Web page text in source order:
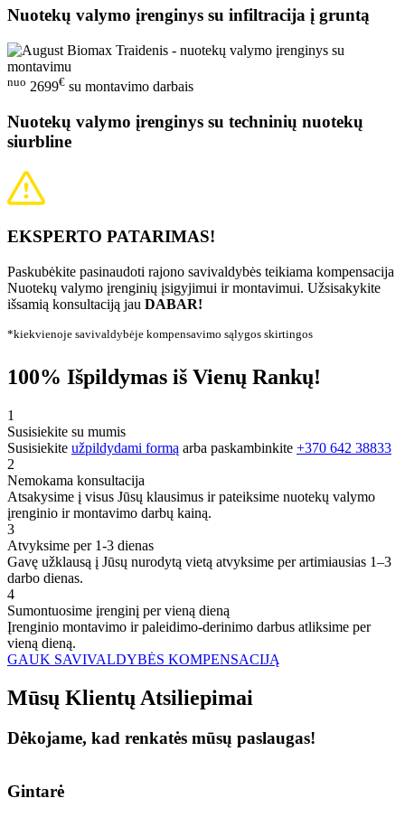
Nuotekų valymo įrenginys su infiltracija į gruntą
nuo 2699€ su montavimo darbais
Nuotekų valymo įrenginys su techninių nuotekų
siurbline
EKSPERTO PATARIMAS!
Paskubėkite pasinaudoti rajono savivaldybės teikiama kompensacija
Nuotekų valymo įrenginių įsigyjimui ir montavimui. Užsisakykite
išsamią konsultaciją jau DABAR!
*kiekvienoje savivaldybėje kompensavimo sąlygos skirtingos
100% Išpildymas iš Vienų Rankų!
1
Susisiekite su mumis
Susisiekite užpildydami formą arba paskambinkite +370 642 38833
2
Nemokama konsultacija
Atsakysime į visus Jūsų klausimus ir pateiksime nuotekų valymo
įrenginio ir montavimo darbų kainą.
3
Atvyksime per 1-3 dienas
Gavę užklausą į Jūsų nurodytą vietą atvyksime per artimiausias 1–3
darbo dienas.
4
Sumontuosime įrenginį per vieną dieną
Įrenginio montavimo ir paleidimo-derinimo darbus atliksime per
vieną dieną.
GAUK SAVIVALDYBĖS KOMPENSACIJĄ
Mūsų Klientų Atsiliepimai
Dėkojame, kad renkatės mūsų paslaugas!
Gintarė